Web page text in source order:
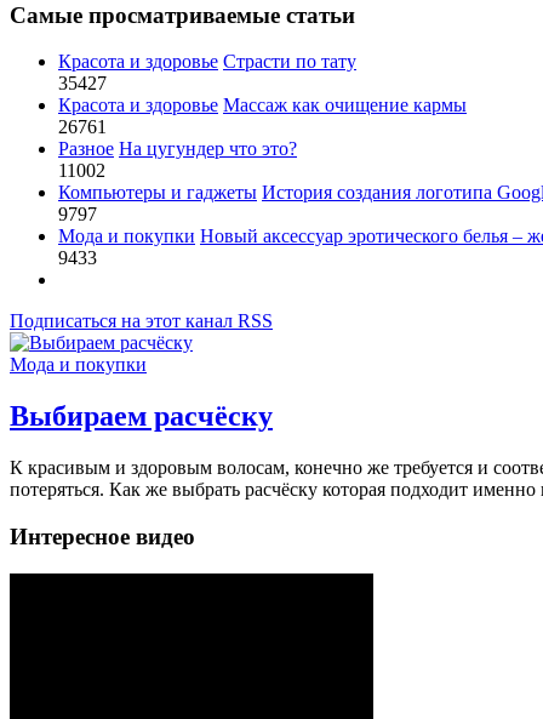
Самые просматриваемые статьи
Красота и здоровье Страсти по тату
35427
Красота и здоровье Массаж как очищение кармы
26761
Разное На цугундер что это?
11002
Компьютеры и гаджеты История создания логотипа
9797
Мода и покупки Новый аксессуар эротического белья –
9433
Подписаться на этот канал RSS
Мода и покупки
Выбираем расчёску
К красивым и здоровым волосам, конечно же требуется и
потеряться. Как же выбрать расчёску которая подходит
Интересное видео